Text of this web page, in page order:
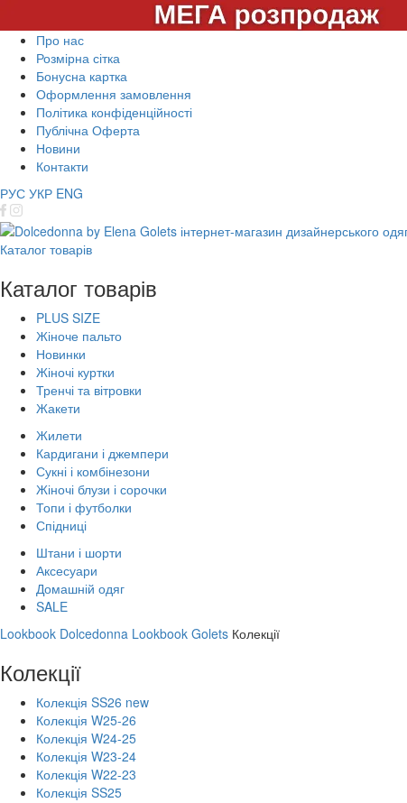
Про нас
Розмірна сітка
Бонусна картка
Оформлення замовлення
Політика конфіденційності
Публічна Оферта
Новини
Контакти
РУС УКР ENG
Каталог товарів
Каталог товарів
PLUS SIZE
Жіноче пальто
Новинки
Жіночі куртки
Тренчі та вітровки
Жакети
Жилети
Кардигани і джемпери
Сукні і комбінезони
Жіночі блузи і сорочки
Топи і футболки
Спідниці
Штани і шорти
Аксесуари
Домашній одяг
SALE
Lookbook Dolcedonna Lookbook Golets Колекції
Колекції
Колекція SS26 new
Колекція W25-26
Колекція W24-25
Колекція W23-24
Колекція W22-23
Колекція SS25